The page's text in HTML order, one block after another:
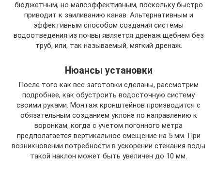
бюджетным, но малоэффективным, поскольку быстро
приводит к заиливанию канав. Альтернативным и
эффективным способом создания системы
водоотведения из почвы является дренаж щебнем без
труб, или, так называемый, мягкий дренаж.
Нюансы установки
После того как все заготовки сделаны, рассмотрим
подробнее, как обустроить водосточную систему
своими руками. Монтаж кронштейнов производится с
обязательным созданием уклона по направлению к
воронкам, когда с учетом погонного метра
предполагается вертикальное смещение на 5 мм. При
возникновении потребности в ускорении стекания воды
такой наклон может быть увеличен до 10 мм.